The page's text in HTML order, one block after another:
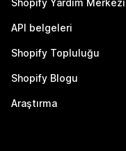
Shopify Yardım Merkezi
API belgeleri
Shopify Topluluğu
Shopify Blogu
Araştırma